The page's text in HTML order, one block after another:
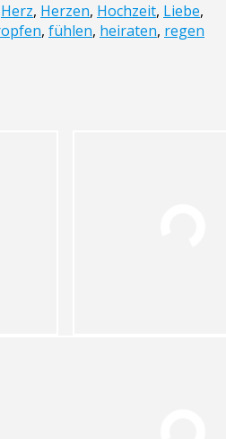
Herz, Herzen, Hochzeit, Liebe,
, fühlen, heiraten, regen